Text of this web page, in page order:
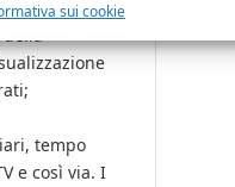
sui cookie
della
tempo
e così via. I